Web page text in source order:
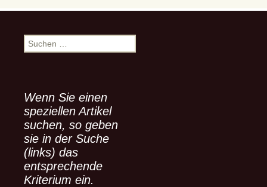
S
u
n
n
a
c
h
:
Wenn Sie einen
speziellen Artikel
suchen, so geben
sie in der Suche
(links) das
entsprechende
Kriterium ein.